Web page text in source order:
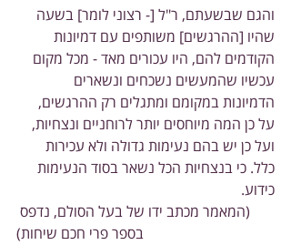
והגם שבשעתם, ר"ל [- רצוני לומר] בשעה
שהיו [ההרגשים] משותפים עם דמיונות
הקודמים להם, היו עכורים מאד - מכל מקום
עכשיו שהמעשים נשכחים ונשארים
הדמיונות במקומם ומתגלים רק ההרגשים,
על כן המה מיוחסים יותר לרוחניים ונצחיות,
ועל כן יש בהם נעימות גדולה ולא עכירות
כלל. כי בנצחיות הכל נשאר בסוד הנעימות
כידוע.
(המאמר מכתב ידו של בעל הסולם, נדפס
בספר פרי חכם שיחות)